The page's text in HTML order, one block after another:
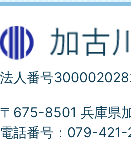
法人番号
〒675-8501 兵庫県
電話番号：079-421-